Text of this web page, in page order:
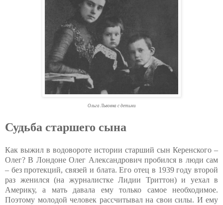
Ольга Львовна с детьми
Судьба старшего сына
Как выжил в водовороте истории старший сын Керенского –
Олег? В Лондоне Олег Александрович пробился в люди сам
– без протекций, связей и блата. Его отец в 1939 году второй
раз женился (на журналистке Лидии Триттон) и уехал в
Америку, а мать давала ему только самое необходимое.
Поэтому молодой человек рассчитывал на свои силы. И ему